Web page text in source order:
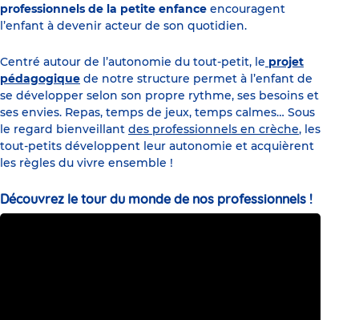
professionnels de la petite enfance encouragent
l’enfant à devenir acteur de son quotidien.
Centré autour de l’autonomie du tout-petit, le projet
pédagogique de notre structure permet à l’enfant de
se développer selon son propre rythme, ses besoins et
ses envies. Repas, temps de jeux, temps calmes… Sous
le regard bienveillant des professionnels en crèche, les
tout-petits développent leur autonomie et acquièrent
les règles du vivre ensemble !
Découvrez le tour du monde de nos professionnels !